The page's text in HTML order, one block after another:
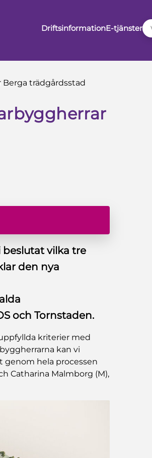
DriftsinformationE-tjänster
trädgårdsstad
vilka tre
den nya
och Tornstaden.
kriterier med
kan vi
genom hela processen
Catharina Malmborg (M),